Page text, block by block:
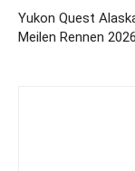
Yukon Quest
Meilen Rennen 2026